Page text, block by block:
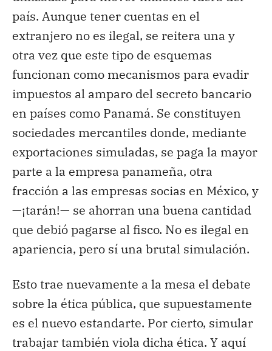
país. Aunque tener cuentas en el
extranjero no es ilegal, se reitera una y
otra vez que este tipo de esquemas
funcionan como mecanismos para evadir
impuestos al amparo del secreto bancario
en países como Panamá. Se constituyen
sociedades mercantiles donde, mediante
exportaciones simuladas, se paga la mayor
parte a la empresa panameña, otra
fracción a las empresas socias en México, y
—¡tarán!— se ahorran una buena cantidad
que debió pagarse al fisco. No es ilegal en
apariencia, pero sí una brutal simulación.
Esto trae nuevamente a la mesa el debate
sobre la ética pública, que supuestamente
es el nuevo estandarte. Por cierto, simular
trabajar también viola dicha ética. Y aquí